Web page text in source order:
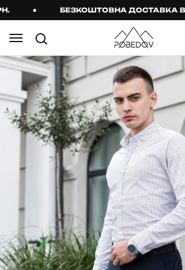
БЕЗКОШТОВНА ДОСТАВКА ВІД